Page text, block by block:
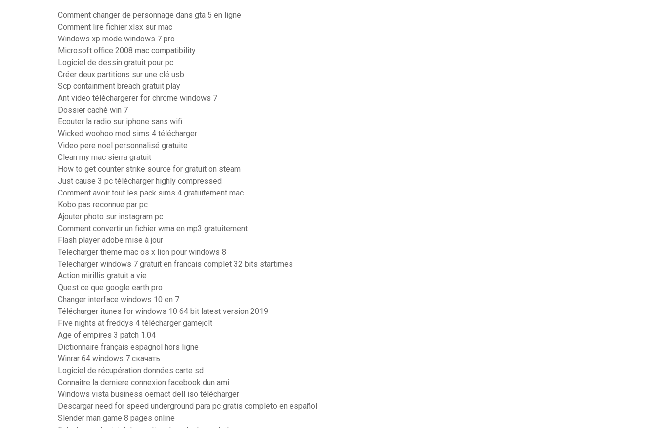
Comment changer de personnage dans gta 5 en ligne
Comment lire fichier xlsx sur mac
Windows xp mode windows 7 pro
Microsoft office 2008 mac compatibility
Logiciel de dessin gratuit pour pc
Créer deux partitions sur une clé usb
Scp containment breach gratuit play
Ant video téléchargerer for chrome windows 7
Dossier caché win 7
Ecouter la radio sur iphone sans wifi
Wicked woohoo mod sims 4 télécharger
Video pere noel personnalisé gratuite
Clean my mac sierra gratuit
How to get counter strike source for gratuit on steam
Just cause 3 pc télécharger highly compressed
Comment avoir tout les pack sims 4 gratuitement mac
Kobo pas reconnue par pc
Ajouter photo sur instagram pc
Comment convertir un fichier wma en mp3 gratuitement
Flash player adobe mise à jour
Telecharger theme mac os x lion pour windows 8
Telecharger windows 7 gratuit en francais complet 32 bits startimes
Action mirillis gratuit a vie
Quest ce que google earth pro
Changer interface windows 10 en 7
Télécharger itunes for windows 10 64 bit latest version 2019
Five nights at freddys 4 télécharger gamejolt
Age of empires 3 patch 1.04
Dictionnaire français espagnol hors ligne
Winrar 64 windows 7 скачать
Logiciel de récupération données carte sd
Connaitre la derniere connexion facebook dun ami
Windows vista business oemact dell iso télécharger
Descargar need for speed underground para pc gratis completo en español
Slender man game 8 pages online